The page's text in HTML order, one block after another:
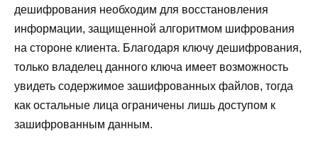
дешифрования необходим для восстановления
информации, защищенной алгоритмом шифрования
на стороне клиента. Благодаря ключу дешифрования,
только владелец данного ключа имеет возможность
увидеть содержимое зашифрованных файлов, тогда
как остальные лица ограничены лишь доступом к
зашифрованным данным.